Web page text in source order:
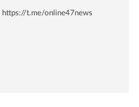
https://t.me/online47news